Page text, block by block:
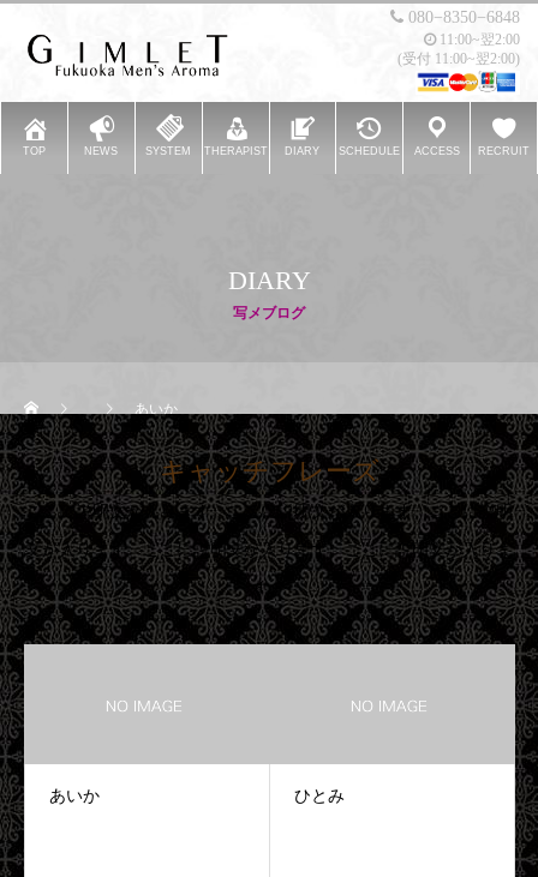
080−8350−6848
11:00~翌2:00
(受付 11:00~翌2:00)
TOP NEWS SYSTEM THERAPIST DIARY SCHEDULE ACCESS RECRUIT
DIARY
写メブログ
あいか
キャッチフレーズ
ここに説明文が入ります。ここに説明文が入ります。ここに説明
文が入ります。ここに説明文が入ります。ここに説明文が入りま
す。
あいか ひとみ